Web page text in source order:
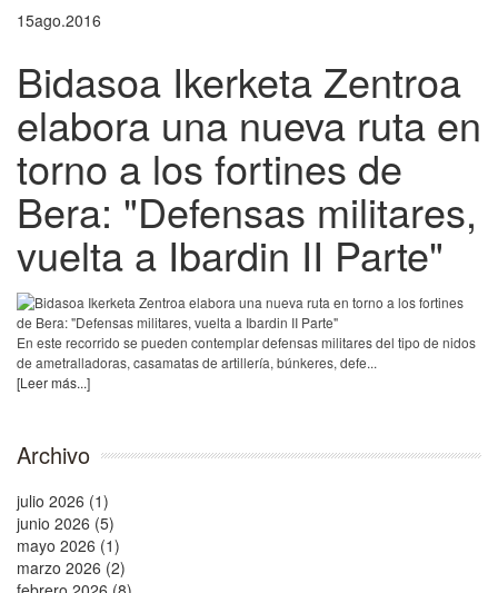
15ago.2016
Bidasoa Ikerketa Zentroa
elabora una nueva ruta en
torno a los fortines de
Bera: "Defensas militares,
vuelta a Ibardin II Parte"
En este recorrido se pueden contemplar defensas militares del tipo de nidos
de ametralladoras, casamatas de artillería, búnkeres, defe...
[Leer más...]
Archivo
julio 2026 (1)
junio 2026 (5)
mayo 2026 (1)
marzo 2026 (2)